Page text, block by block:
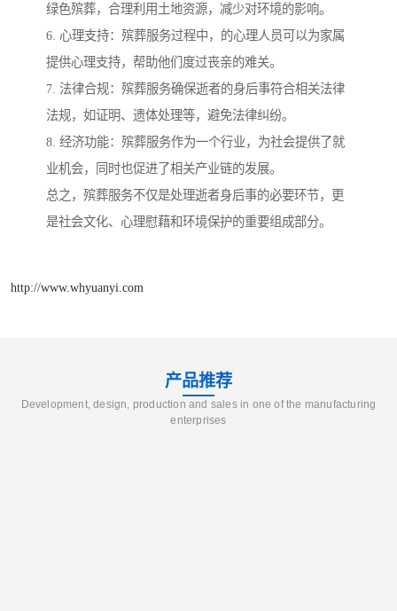
绿色殡葬，合理利用土地资源，减少对环境的影响。
6. 心理支持：殡葬服务过程中，的心理人员可以为家属
提供心理支持，帮助他们度过丧亲的难关。
7. 法律合规：殡葬服务确保逝者的身后事符合相关法律
法规，如证明、遗体处理等，避免法律纠纷。
8. 经济功能：殡葬服务作为一个行业，为社会提供了就
业机会，同时也促进了相关产业链的发展。
总之，殡葬服务不仅是处理逝者身后事的必要环节，更
是社会文化、心理慰藉和环境保护的重要组成部分。
http://www.whyuanyi.com
产品推荐
Development, design, production and sales in one of the manufacturing
enterprises